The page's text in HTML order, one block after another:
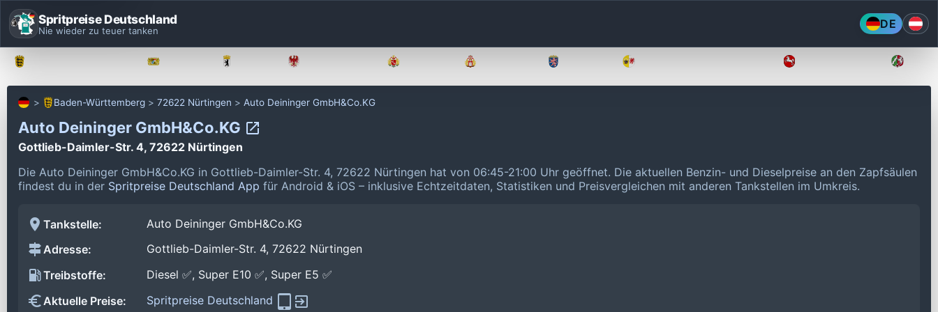
Spritpreise Deutschland
Nie wieder zu teuer tanken DE
Baden-Württemberg 72622 Nürtingen Auto Deininger GmbH&Co.KG
Auto Deininger GmbH&Co.KG
Gottlieb-Daimler-Str. 4, 72622 Nürtingen
Die Auto Deininger GmbH&Co.KG in Gottlieb-Daimler-Str. 4, 72622 Nürtingen hat von 06:45-21:00 Uhr geöffnet. Die aktuellen Benzin- und Dieselpreise an den Zapfsäulen
findest du in der Spritpreise Deutschland App für Android & iOS – inklusive Echtzeitdaten, Statistiken und Preisvergleichen mit anderen Tankstellen im Umkreis.
Tankstelle:
Auto Deininger GmbH&Co.KG
Adresse:
Gottlieb-Daimler-Str. 4, 72622 Nürtingen
Treibstoffe:
Diesel ✅, Super E10 ✅, Super E5 ✅
Aktuelle Preise:
Spritpreise Deutschland